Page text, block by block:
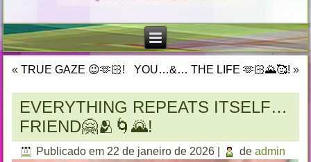
«TRUE GAZE 😉🫶🏻! YOU…&… THE LIFE 🫶🏻🌄🥰! »
EVERYTHING REPEATS ITSELF…
FRIEND🤗🫂🌀🌄!
Publicado em 22 de janeiro de 2026 de admin